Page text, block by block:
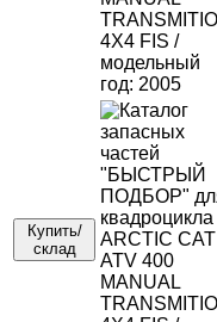
Купить/
склад